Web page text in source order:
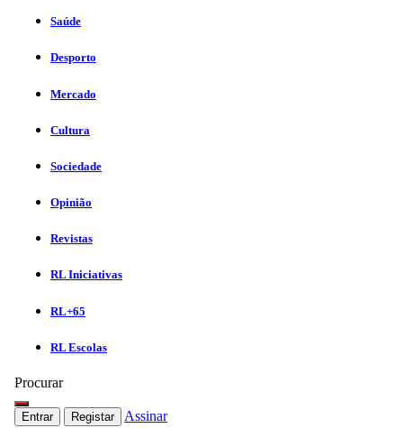
Saúde
Desporto
Mercado
Cultura
Sociedade
Opinião
Revistas
RL Iniciativas
RL+65
RL Escolas
Procurar
Entrar Registar Assinar